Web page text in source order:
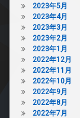
2023年5月
2023年4月
2023年3月
2023年2月
2023年1月
2022年12月
2022年11月
2022年10月
2022年9月
2022年8月
2022年7月